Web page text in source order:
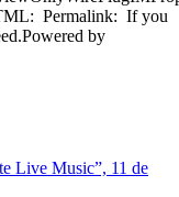
Permalink: If you
by
Live Music”, 11 de